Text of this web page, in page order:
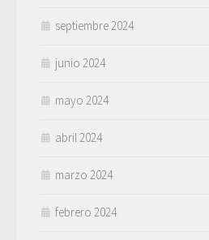
septiembre 2024
junio 2024
mayo 2024
abril 2024
marzo 2024
febrero 2024